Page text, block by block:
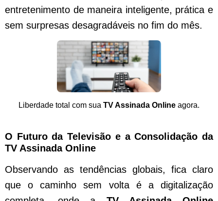
entretenimento de maneira inteligente, prática e
sem surpresas desagradáveis no fim do mês.
Liberdade total com sua TV Assinada Online agora.
O Futuro da Televisão e a Consolidação da
TV Assinada Online
Observando as tendências globais, fica claro
que o caminho sem volta é a digitalização